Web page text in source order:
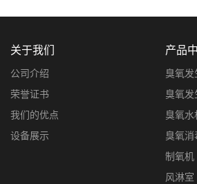
关于我们
公司介绍
荣誉证书
我们的优点
设备展示
产品
臭氧发
臭氧发
臭氧水
臭氧消
制氧机
风淋室